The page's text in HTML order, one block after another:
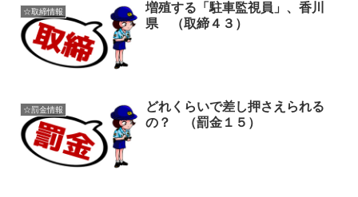
☆取締情報
増殖する「駐車監視員」、香川
県 （取締４３）
☆罰金情報
どれくらいで差し押さえられる
の？ （罰金１５）